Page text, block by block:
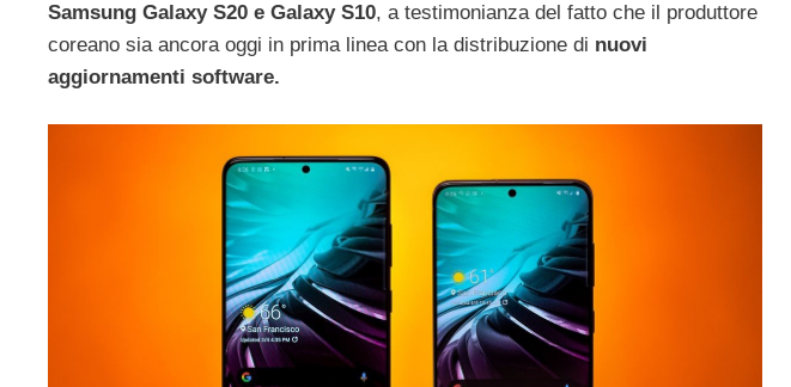
Samsung Galaxy S20 e Galaxy S10, a testimonianza del fatto che il produttore
coreano sia ancora oggi in prima linea con la distribuzione di nuovi
aggiornamenti software.